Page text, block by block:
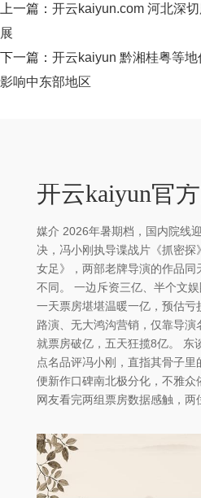
上一篇： 开云kaiyun.com 河北深
展
下一篇： 开云kaiyun 黔湘桂粤等
影响中东部地区
媒介 2026年暑期档，国内院线
决，冯小刚执导谍战片《抓密探
女足》，两部老牌导演的作品
不同。 一边斥资三亿、半个文
一天票房堪堪温暖一亿，预估亏
路演、无大鸿沟营销，仅靠导
就票房破亿，五天狂揽8亿。 东
点名品评冯小刚，直指其骨子
便新作口碑南北极分化，不雅
网友看完两组票房数据感触，两